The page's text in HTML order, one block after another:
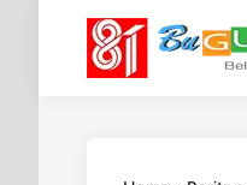
content